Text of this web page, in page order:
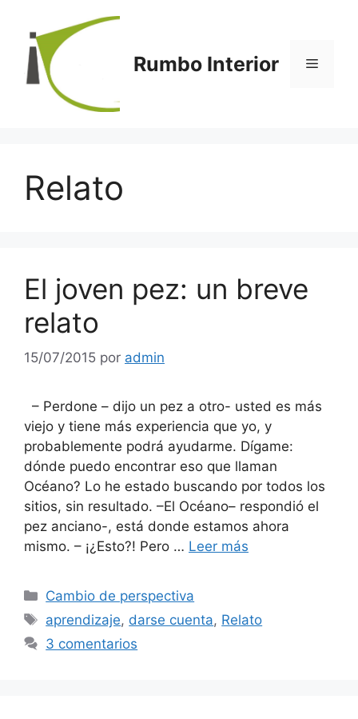
contenido
Rumbo Interior Menú
Relato
El joven pez: un breve
relato
15/07/2015 por admin
– Perdone – dijo un pez a otro- usted es más
viejo y tiene más experiencia que yo, y
probablemente podrá ayudarme. Dígame:
dónde puedo encontrar eso que llaman
Océano? Lo he estado buscando por todos los
sitios, sin resultado. –El Océano– respondió el
pez anciano-, está donde estamos ahora
mismo. – ¡¿Esto?! Pero … Leer más
Categorías
Cambio de perspectiva
Etiquetas
aprendizaje, darse cuenta, Relato
3 comentarios